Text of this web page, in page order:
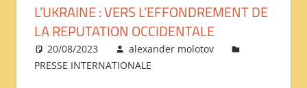
Immigration
Société
Emploi
Economie
L’UKRAINE : VERS L’EFFONDREMENT DE
LA REPUTATION OCCIDENTALE
20/08/2023
alexander molotov
PRESSE INTERNATIONALE